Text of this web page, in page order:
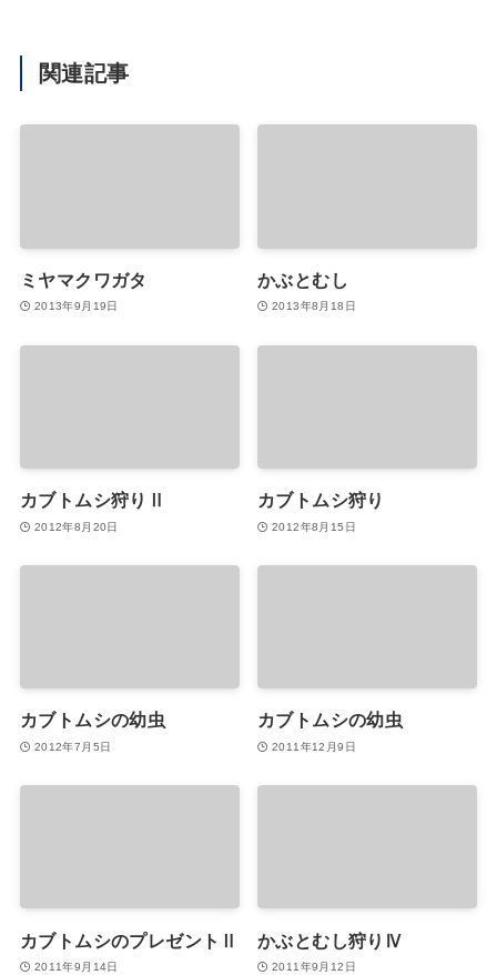
関連記事
ミヤマクワガタ
2013年9月19日
かぶとむし
2013年8月18日
カブトムシ狩りⅡ
2012年8月20日
カブトムシ狩り
2012年8月15日
カブトムシの幼虫
2012年7月5日
カブトムシの幼虫
2011年12月9日
カブトムシのプレゼントⅡ
2011年9月14日
かぶとむし狩りⅣ
2011年9月12日